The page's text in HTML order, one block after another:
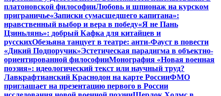
платоновской философииЛюбовь и шпионаж на курском
приграничье«Записки сумасшедшего капитана»:
нравственный выбор и вера в победу«Я не Пань
Цзиньлянь»: добрый Кафка для китайцев и
русскихОбезьяна танцует в театре: анти-Фауст в повести
«Дикий Подпоручик»Эстетическая парадигма в объектно-
ориентированной философииМонография «Новая военная
поэзия»: идеологический текст или научный труд?
Лавкрафтианский Краснодон на карте РоссииФМО
приглашает на презентацию первого в России